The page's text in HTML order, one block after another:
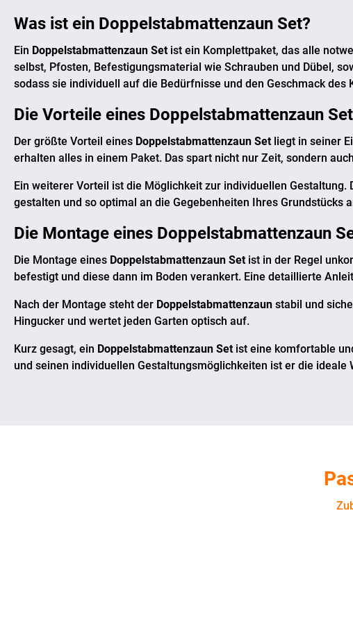
Was ist ein Doppelstabmattenzaun Set?
Ein Doppelstabmattenzaun Setist ein Komplettpaket, das alle
selbst, Pfosten, Befestigungsmaterial wie Schrauben und Dübel,
sodass sie individuell auf die Bedürfnisse und den Geschmack
Die Vorteile eines Doppelstabmattenzaun Set
Der größte Vorteil eines Doppelstabmattenzaun Setliegt in seiner
erhalten alles in einem Paket. Das spart nicht nur Zeit, sondern
Ein weiterer Vorteil ist die Möglichkeit zur individuellen
gestalten und so optimal an die Gegebenheiten Ihres Grundstücks
Die Montage eines Doppelstabmattenzaun
Die Montage eines Doppelstabmattenzaun Setist in der Regel
befestigt und diese dann im Boden verankert. Eine detaillierte
Nach der Montage steht der Doppelstabmattenzaun stabil und
Hingucker und wertet jeden Garten optisch auf.
Kurz gesagt, ein Doppelstabmattenzaun Setist eine komfortable
und seinen individuellen Gestaltungsmöglichkeiten ist er die ideale